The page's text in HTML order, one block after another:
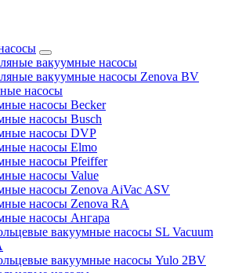
вакуумные насосы
вакуумные насосы Zenova BV
насосы
насосы Becker
насосы Busch
насосы DVP
насосы Elmo
насосы Pfeiffer
насосы Value
насосы Zenova AiVac ASV
насосы Zenova RA
насосы Ангара
вакуумные насосы SL Vacuum
вакуумные насосы Yulo 2BV